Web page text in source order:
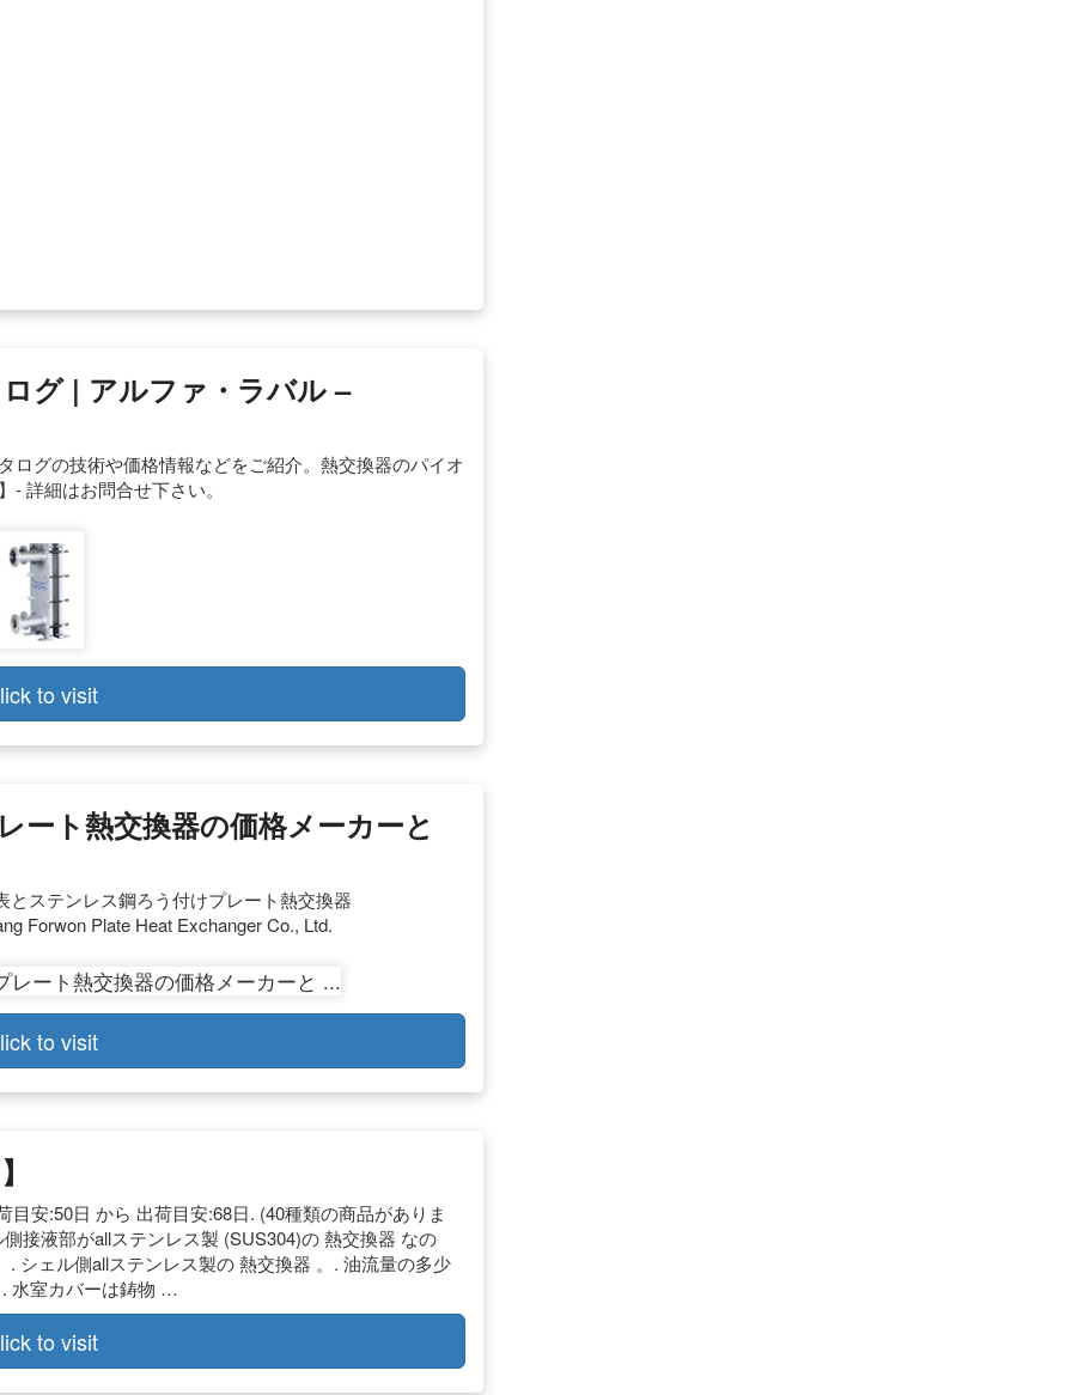
グ | アルファ・ラバル –
ログの技術や価格情報などをご紹介。熱交換器のパイオ
詳細はお問合せ下さい。
to visit
ト熱交換器の価格メーカーと
ステンレス鋼ろう付けプレート熱交換器
Forwon Plate Heat Exchanger Co., Ltd.
to visit
安:50日 から 出荷目安:68日. (40種類の商品がありま
接液部がallステンレス製 (SUS304)の 熱交換器 なの
シェル側allステンレス製の 熱交換器 。. 油流量の多少
水室カバーは鋳物 …
to visit